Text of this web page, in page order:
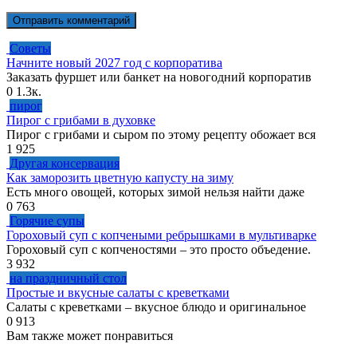
Советы
Начните новый 2027 год с корпоратива
Заказать фуршет или банкет на новогодний корпоратив
0 1.3к.
пирог
Пирог с грибами в духовке
Пирог с грибами и сыром по этому рецепту обожает вся
1 925
Другая консервация
Как заморозить цветную капусту на зиму
Есть много овощей, которых зимой нельзя найти даже
0 763
Горячие супы
Гороховый суп с копчеными ребрышками в мультиварке
Гороховый суп с копченостями – это просто объедение.
3 932
на праздничный стол
Простые и вкусные салаты с креветками
Салаты с креветками – вкусное блюдо и оригинальное
0 913
Вам также может понравиться